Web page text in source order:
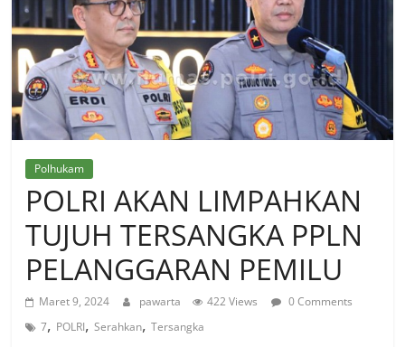
Polhukam
POLRI AKAN LIMPAHKAN
TUJUH TERSANGKA PPLN
PELANGGARAN PEMILU
Maret 9, 2024 pawarta 422 Views
0 Comments
7, POLRI,Serahkan,Tersangka